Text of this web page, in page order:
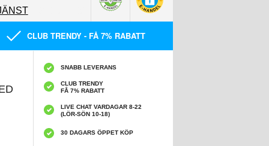
CLUB TRENDY - FÅ 7% RABATT
SNABB LEVERANS
CLUB TRENDY
FÅ 7% RABATT
LIVE CHAT VARDAGAR 8-22
(LÖR-SÖN 10-18)
30 DAGARS ÖPPET KÖP